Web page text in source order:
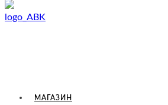
МАГАЗИН